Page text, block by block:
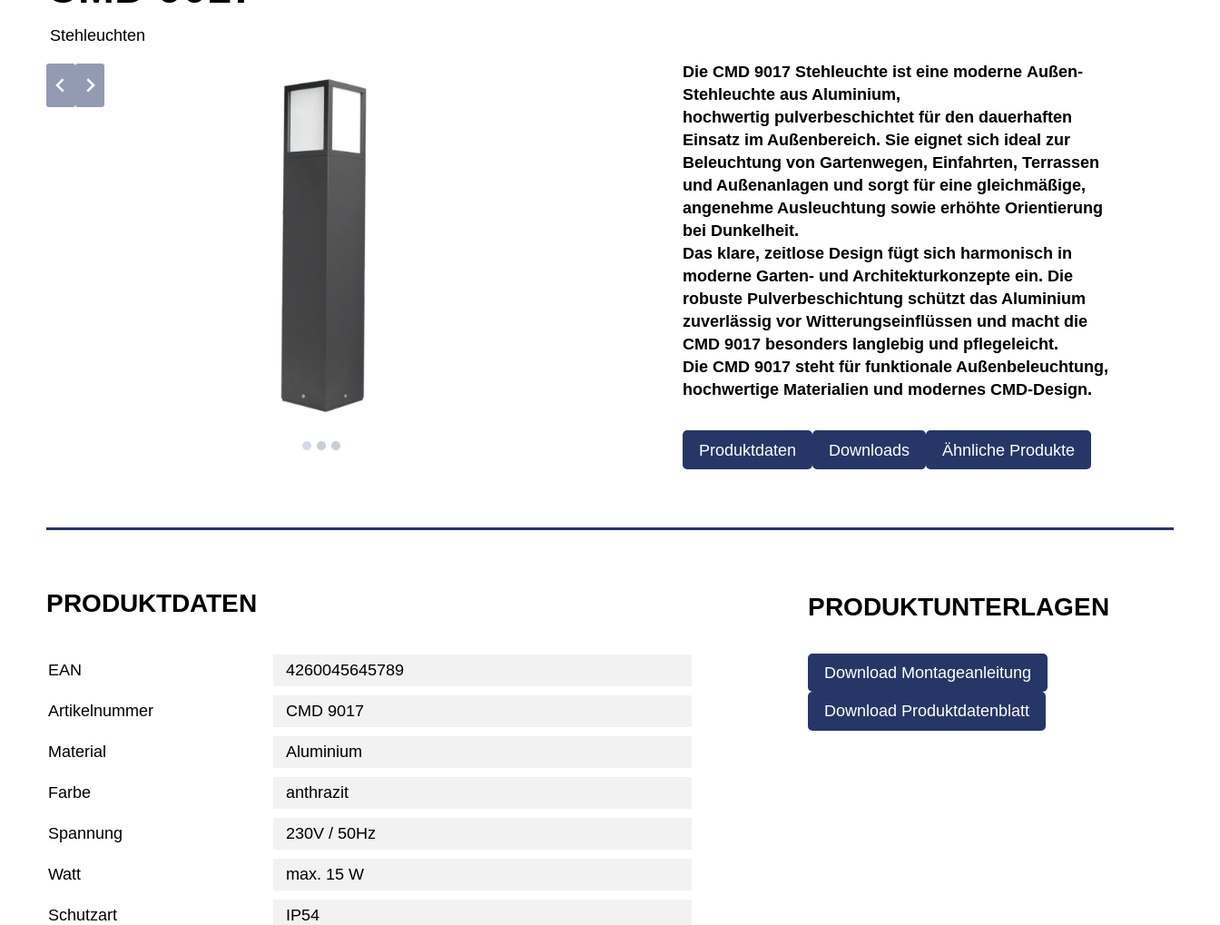
Stehleuchten
Die CMD 9017 Stehleuchte ist eine moderne Außen-
Stehleuchte aus Aluminium,
hochwertig pulverbeschichtet für den dauerhaften
Einsatz im Außenbereich. Sie eignet sich ideal zur
Beleuchtung von Gartenwegen, Einfahrten, Terrassen
und Außenanlagen und sorgt für eine gleichmäßige,
angenehme Ausleuchtung sowie erhöhte Orientierung
bei Dunkelheit.
Das klare, zeitlose Design fügt sich harmonisch in
moderne Garten- und Architekturkonzepte ein. Die
robuste Pulverbeschichtung schützt das Aluminium
zuverlässig vor Witterungseinflüssen und macht die
CMD 9017 besonders langlebig und pflegeleicht.
Die CMD 9017 steht für funktionale Außenbeleuchtung,
hochwertige Materialien und modernes CMD-Design.
Produktdaten Downloads Ähnliche Produkte
PRODUKTDATEN
EAN 4260045645789
Artikelnummer CMD 9017
Material Aluminium
Farbe anthrazit
Spannung 230V / 50Hz
Watt max. 15 W
Schutzart IP54
PRODUKTUNTERLAGEN
Download Montageanleitung
Download Produktdatenblatt